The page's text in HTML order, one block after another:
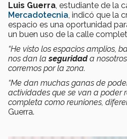
Luis Guerra, estudiante de la
Mercadotecnia, indicó que la
espacio es una oportunidad
un buen uso de la calle
“He visto los espacios amplios,
nos dan laseguridada
corremos por la zona.
“Me dan muchas ganas de
actividades que se van a poder
completa como reuniones,
Guerra.